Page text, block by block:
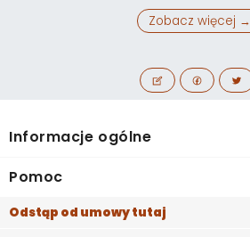
Zobacz więcej →
Informacje ogólne
Pomoc
Odstąp od umowy tutaj